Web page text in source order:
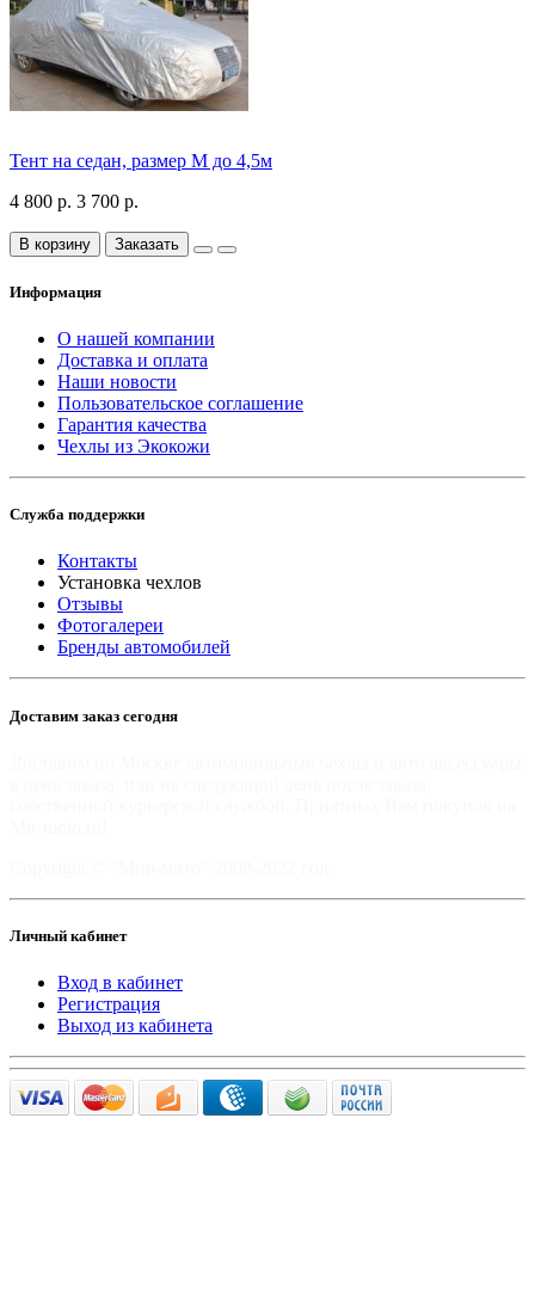
Тент на седан, размер М до 4,5м
4 800 р. 3 700 р.
В корзину Заказать
Информация
О нашей компании
Доставка и оплата
Наши новости
Пользовательское соглашение
Гарантия качества
Чехлы из Экокожи
Служба поддержки
Контакты
Установка чехлов
Отзывы
Фотогалереи
Бренды автомобилей
Доставим заказ сегодня
Личный кабинет
Вход в кабинет
Регистрация
Выход из кабинета